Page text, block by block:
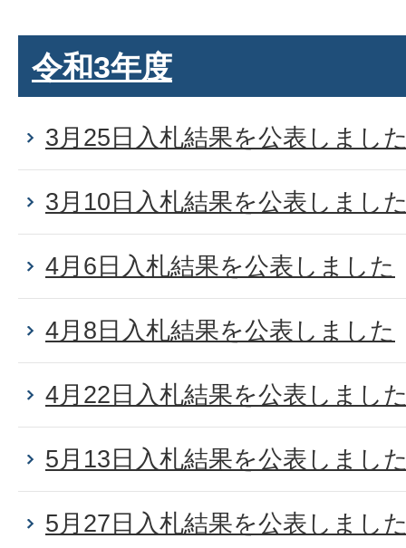
令和3年度
3月25日入札結果を公表しまし
3月10日入札結果を公表しまし
4月6日入札結果を公表しました
4月8日入札結果を公表しました
4月22日入札結果を公表しまし
5月13日入札結果を公表しまし
5月27日入札結果を公表しまし